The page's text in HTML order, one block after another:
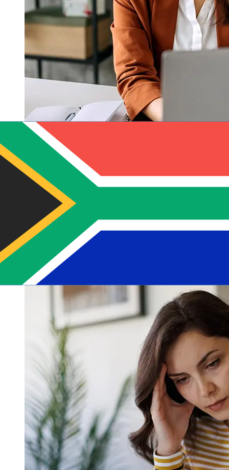
從Bank of Finland EUR到ZAR轉帳速度
有多快？
從歐元成員國到Bank of Finland 南非國際轉帳的到帳時間取
決於付款方式和交易時間。國際銀行轉帳通常需要 1 至 5 個
工作天。銀行假日和安檢等因素也可能影響送貨。查看
Suomen Pankki Finlands Bank的截止時間，以避免延誤。